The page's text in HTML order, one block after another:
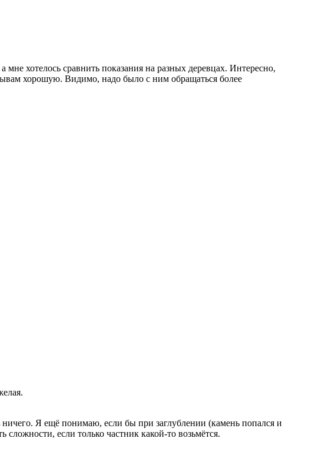
мне хотелось сравнить показания на разных деревцах. Интересно,
хорошую. Видимо, надо было с ним обращаться более
ничего. Я ещё понимаю, если бы при заглублении (камень попался и
если только частник какой-то возьмётся.